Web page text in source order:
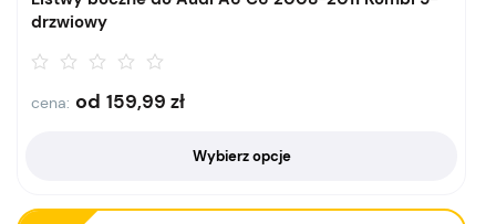
drzwiowy
cena: od 159,99 zł
Wybierz opcje